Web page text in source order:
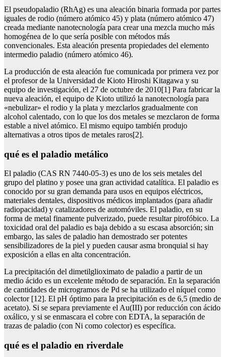
El pseudopaladio (RhAg) es una aleación binaria formada por partes
iguales de rodio (número atómico 45) y plata (número atómico 47)
creada mediante nanotecnología para crear una mezcla mucho más
homogénea de lo que sería posible con métodos más
convencionales. Esta aleación presenta propiedades del elemento
intermedio paladio (número atómico 46).
La producción de esta aleación fue comunicada por primera vez por
el profesor de la Universidad de Kioto Hiroshi Kitagawa y su
equipo de investigación, el 27 de octubre de 2010[1] Para fabricar la
nueva aleación, el equipo de Kioto utilizó la nanotecnología para
«nebulizar» el rodio y la plata y mezclarlos gradualmente con
alcohol calentado, con lo que los dos metales se mezclaron de forma
estable a nivel atómico. El mismo equipo también produjo
alternativas a otros tipos de metales raros[2].
qué es el paladio metálico
El paladio (CAS RN 7440-05-3) es uno de los seis metales del
grupo del platino y posee una gran actividad catalítica. El paladio es
conocido por su gran demanda para usos en equipos eléctricos,
materiales dentales, dispositivos médicos implantados (para añadir
radiopacidad) y catalizadores de automóviles. El paladio, en su
forma de metal finamente pulverizado, puede resultar pirofóbico. La
toxicidad oral del paladio es baja debido a su escasa absorción; sin
embargo, las sales de paladio han demostrado ser potentes
sensibilizadores de la piel y pueden causar asma bronquial si hay
exposición a ellas en alta concentración.
La precipitación del dimetilglioximato de paladio a partir de un
medio ácido es un excelente método de separación. En la separación
de cantidades de microgramos de Pd se ha utilizado el níquel como
colector [12]. El pH óptimo para la precipitación es de 6,5 (medio de
acetato). Si se separa previamente el Au(III) por reducción con ácido
oxálico, y si se enmascara el cobre con EDTA, la separación de
trazas de paladio (con Ni como colector) es específica.
qué es el paladio en riverdale